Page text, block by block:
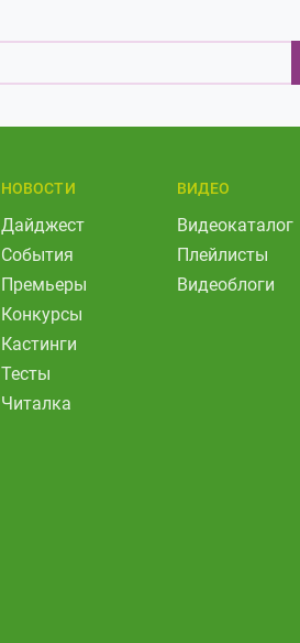
НОВОСТИ
Дайджест
События
Премьеры
Конкурсы
Кастинги
Тесты
Читалка
ВИДЕО
Видеокаталог
Плейлисты
Видеоблоги